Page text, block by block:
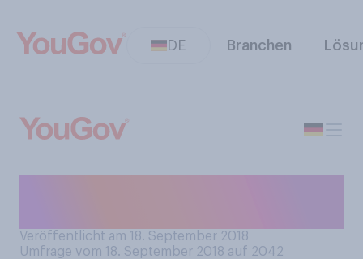
DE Branchen
Veröffentlicht am 18. September 2018
Umfrage vom 18. September 2018 auf 2042